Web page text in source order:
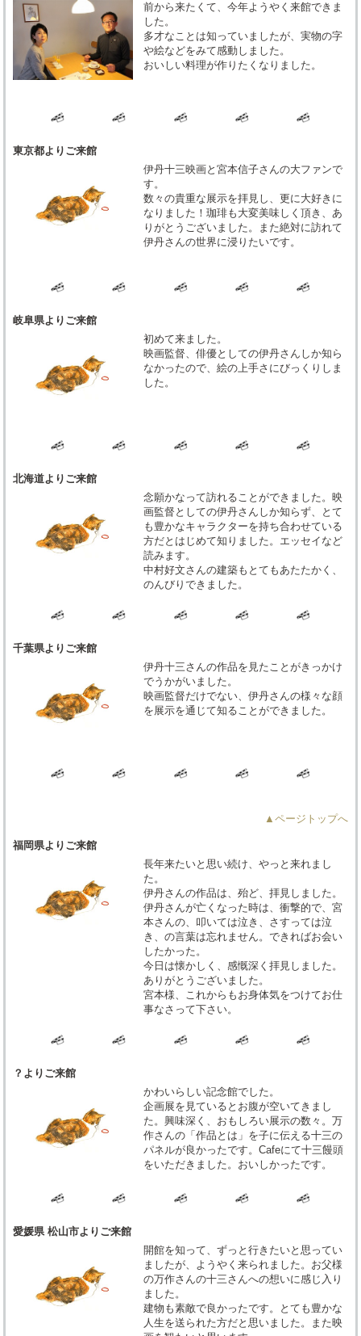
前から来たくて、今年ようやく来館できま
した。
多才なことは知っていましたが、実物の字
や絵などをみて感動しました。
おいしい料理が作りたくなりました。
東京都よりご来館
伊丹十三映画と宮本信子さんの大ファンで
す。
数々の貴重な展示を拝見し、更に大好きに
なりました！珈琲も大変美味しく頂き、あ
りがとうございました。また絶対に訪れて
伊丹さんの世界に浸りたいです。
岐阜県よりご来館
初めて来ました。
映画監督、俳優としての伊丹さんしか知ら
なかったので、絵の上手さにびっくりしま
した。
北海道よりご来館
念願かなって訪れることができました。映
画監督としての伊丹さんしか知らず、とて
も豊かなキャラクターを持ち合わせている
方だとはじめて知りました。エッセイなど
読みます。
中村好文さんの建築もとてもあたたかく、
のんびりできました。
千葉県よりご来館
伊丹十三さんの作品を見たことがきっかけ
でうかがいました。
映画監督だけでない、伊丹さんの様々な顔
を展示を通じて知ることができました。
▲ページトップへ
福岡県よりご来館
長年来たいと思い続け、やっと来れまし
た。
伊丹さんの作品は、殆ど、拝見しました。
伊丹さんが亡くなった時は、衝撃的で、宮
本さんの、叩いては泣き、さすっては泣
き、の言葉は忘れません。できればお会い
したかった。
今日は懐かしく、感慨深く拝見しました。
ありがとうございました。
宮本様、これからもお身体気をつけてお仕
事なさって下さい。
？よりご来館
かわいらしい記念館でした。
企画展を見ているとお腹が空いてきまし
た。興味深く、おもしろい展示の数々。万
作さんの「作品とは」を子に伝える十三の
パネルが良かったです。Cafeにて十三饅頭
をいただきました。おいしかったです。
愛媛県 松山市よりご来館
開館を知って、ずっと行きたいと思ってい
ましたが、ようやく来られました。お父様
の万作さんの十三さんへの想いに感じ入り
ました。
建物も素敵で良かったです。とても豊かな
人生を送られた方だと思いました。また映